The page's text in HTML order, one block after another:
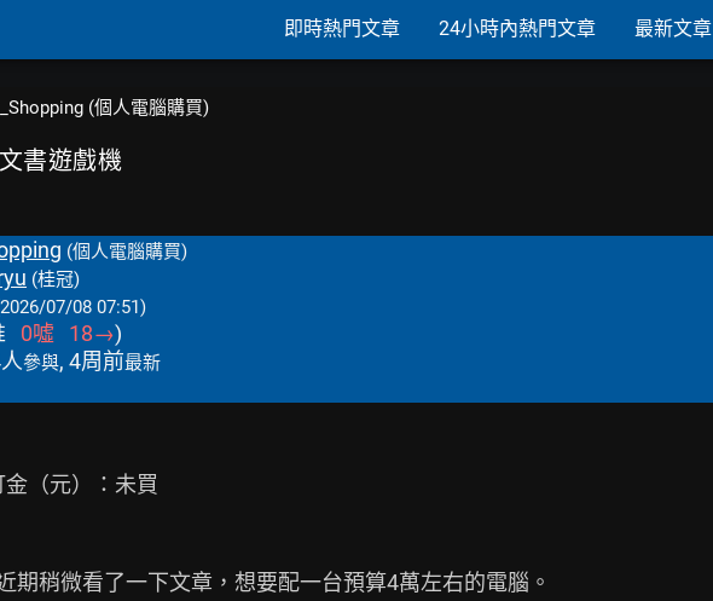
即時熱門文章 24小時內熱門文章 最新文章
(個人電腦購買)
書遊戲機
(個人電腦購買)
(桂冠)
07/08 07:51)
0噓 18→)
參與, 4周前最新
（元）：未買
期稍微看了一下文章，想要配一台預算4萬左右的電腦。